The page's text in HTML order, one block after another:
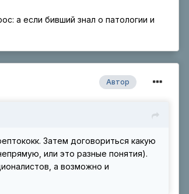
а если бивший знал о патологии и
Автор
Затем договориться какую
или это разные понятия).
а возможно и